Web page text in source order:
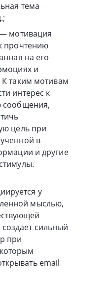
тема
мотивация
прочтению
на его
и
таким мотивам
интерес к
сообщения,
цель при
в
и другие
у
мыслью,
сильный
при
email